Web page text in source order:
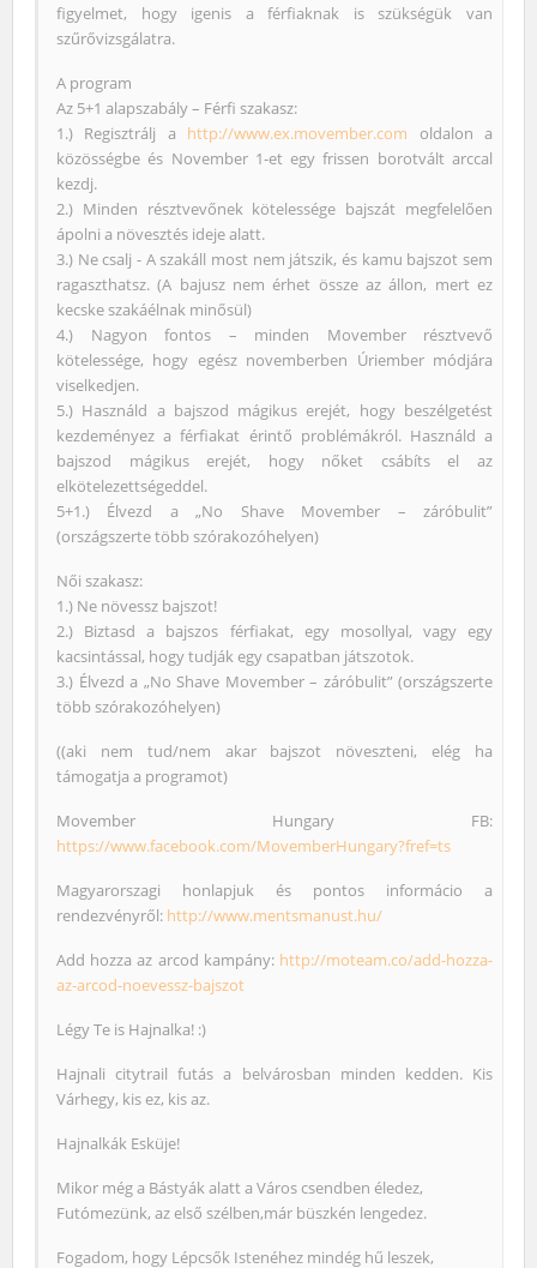
figyelmet, hogy igenis a férfiaknak is szükségük van
szűrővizsgálatra.
A program
Az 5+1 alapszabály – Férfi szakasz:
1.) Regisztrálj a http://www.ex.movember.com oldalon a
közösségbe és November 1-et egy frissen borotvált arccal
kezdj.
2.) Minden résztvevőnek kötelessége bajszát megfelelően
ápolni a növesztés ideje alatt.
3.) Ne csalj - A szakáll most nem játszik, és kamu bajszot sem
ragaszthatsz. (A bajusz nem érhet össze az állon, mert ez
kecske szakáélnak minősül)
4.) Nagyon fontos – minden Movember résztvevő
kötelessége, hogy egész novemberben Úriember módjára
viselkedjen.
5.) Használd a bajszod mágikus erejét, hogy beszélgetést
kezdeményez a férfiakat érintő problémákról. Használd a
bajszod mágikus erejét, hogy nőket csábíts el az
elkötelezettségeddel.
5+1.) Élvezd a „No Shave Movember – záróbulit”
(országszerte több szórakozóhelyen)
Női szakasz:
1.) Ne növessz bajszot!
2.) Biztasd a bajszos férfiakat, egy mosollyal, vagy egy
kacsintással, hogy tudják egy csapatban játszotok.
3.) Élvezd a „No Shave Movember – záróbulit” (országszerte
több szórakozóhelyen)
((aki nem tud/nem akar bajszot növeszteni, elég ha
támogatja a programot)
Movember Hungary FB:
https://www.facebook.com/MovemberHungary?fref=ts
Magyarorszagi honlapjuk és pontos informácio a
rendezvényről: http://www.mentsmanust.hu/
Add hozza az arcod kampány: http://moteam.co/add-hozza-
az-arcod-noevessz-bajszot
Légy Te is Hajnalka! :)
Hajnali citytrail futás a belvárosban minden kedden. Kis
Várhegy, kis ez, kis az.
Hajnalkák Esküje!
Mikor még a Bástyák alatt a Város csendben éledez,
Futómezünk, az első szélben,már büszkén lengedez.
Fogadom, hogy Lépcsők Istenéhez mindég hű leszek,